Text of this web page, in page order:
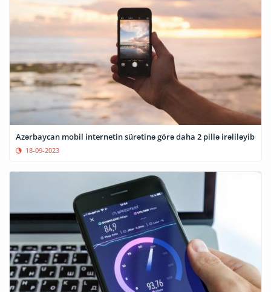
Azərbaycan mobil internetin sürətinə görə daha 2 pillə irəliləyib
18-09-2023